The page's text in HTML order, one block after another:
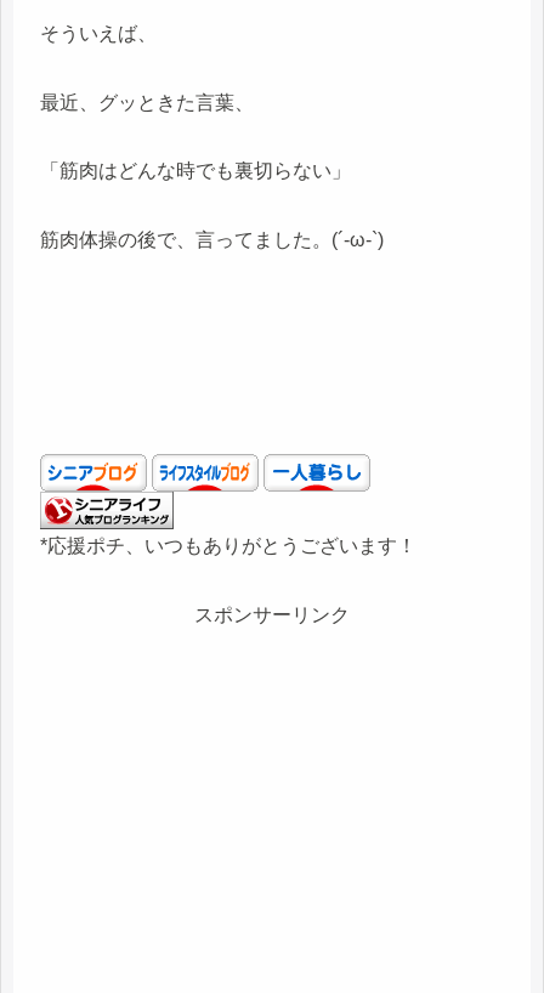
そういえば、
最近、グッときた言葉、
「筋肉はどんな時でも裏切らない」
筋肉体操の後で、言ってました。(´-ω-`)
*応援ポチ、いつもありがとうございます！
スポンサーリンク